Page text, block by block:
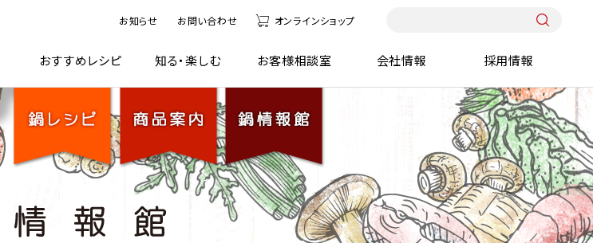
お知らせ お問い合わせ オンラインショップ
おすすめレシピ 知る・楽しむ お客様相談室 会社情報 採用情報
商品案内 鍋情報館